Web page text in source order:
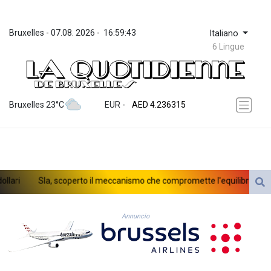
Bruxelles - 07.08. 2026 - 16:59:43 Italiano
6 Lingue
Bruxelles 23°C EUR -
ZWL 371.433908
AED 4.236315
AFN 75.553019
ARS 1729.981574
AUD 1.638434
AZN 1.950687
BAM 1.956959
BBD 2.323075
BDT 142.778861
Sla, scoperto il meccanismo che compromette l'equilibrio dei
Annuncio